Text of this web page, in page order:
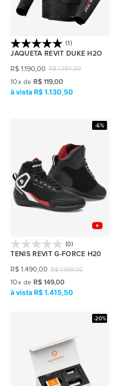
(1)
JAQUETA REVIT DUKE H2O
R$ 1.584,00
R$ 1.190,00
10x de R$ 119,00
R$ 1.130,50
-6%
(0)
TENIS REVIT G-FORCE H20
R$ 1.599,00
R$ 1.490,00
10x de R$ 149,00
R$ 1.415,50
-20%